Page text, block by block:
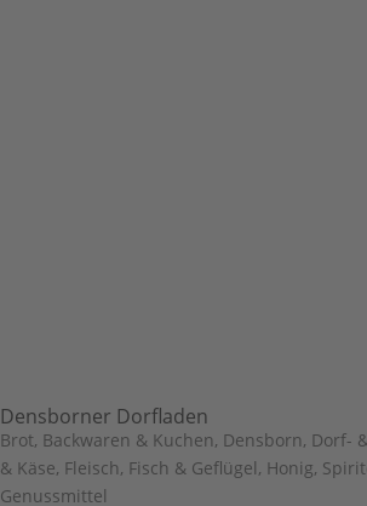
Densborner Dorfladen
Brot, Backwaren & Kuchen, Densborn, Dorf-
& Käse, Fleisch, Fisch & Geflügel, Honig,
Genussmittel